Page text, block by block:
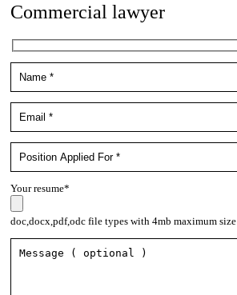
Commercial lawyer
Your resume*
doc,docx,pdf,odc file types with 4mb maximum size